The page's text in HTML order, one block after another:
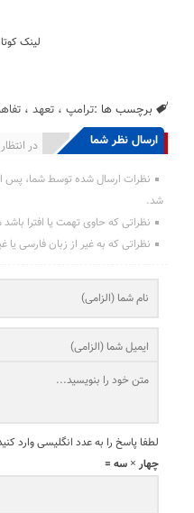
لینک
برچسب ها :ترامپ ،تعهد ،
ارسال نظر شما در انتشار یافته : 0
نظرات ارسال شده توسط شما، پس
شد.
نظراتی که حاوی تهمت یا افترا
نظراتی که به غیر از زبان فارسی
لطفا پاسخ را به عدد انگلیسی وارد
چهار × سه =